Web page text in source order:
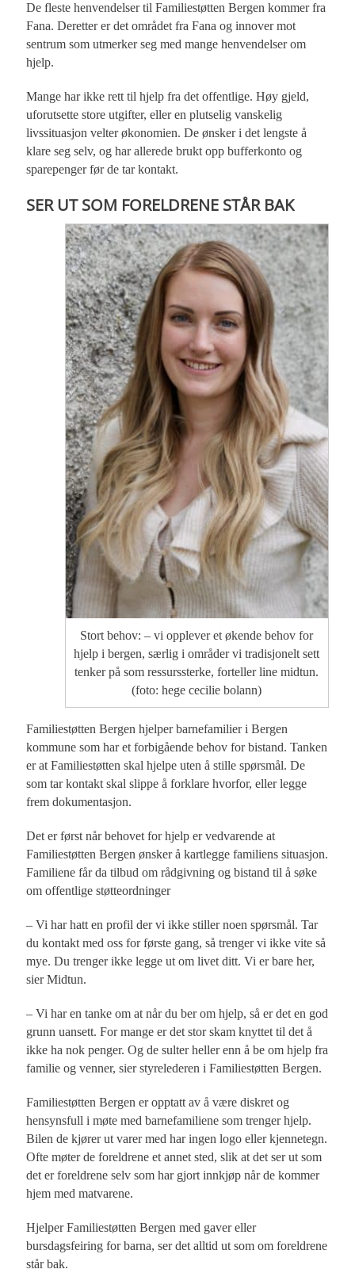
De fleste henvendelser til Familiestøtten Bergen kommer fra
Fana. Deretter er det området fra Fana og innover mot
sentrum som utmerker seg med mange henvendelser om
hjelp.
Mange har ikke rett til hjelp fra det offentlige. Høy gjeld,
uforutsette store utgifter, eller en plutselig vanskelig
livssituasjon velter økonomien. De ønsker i det lengste å
klare seg selv, og har allerede brukt opp bufferkonto og
sparepenger før de tar kontakt.
SER UT SOM FORELDRENE STÅR BAK
Stort behov: – vi opplever et økende behov for
hjelp i bergen, særlig i områder vi tradisjonelt sett
tenker på som ressurssterke, forteller line midtun.
(foto: hege cecilie bolann)
Familiestøtten Bergen hjelper barnefamilier i Bergen
kommune som har et forbigående behov for bistand. Tanken
er at Familiestøtten skal hjelpe uten å stille spørsmål. De
som tar kontakt skal slippe å forklare hvorfor, eller legge
frem dokumentasjon.
Det er først når behovet for hjelp er vedvarende at
Familiestøtten Bergen ønsker å kartlegge familiens situasjon.
Familiene får da tilbud om rådgivning og bistand til å søke
om offentlige støtteordninger
– Vi har hatt en profil der vi ikke stiller noen spørsmål. Tar
du kontakt med oss for første gang, så trenger vi ikke vite så
mye. Du trenger ikke legge ut om livet ditt. Vi er bare her,
sier Midtun.
– Vi har en tanke om at når du ber om hjelp, så er det en god
grunn uansett. For mange er det stor skam knyttet til det å
ikke ha nok penger. Og de sulter heller enn å be om hjelp fra
familie og venner, sier styrelederen i Familiestøtten Bergen.
Familiestøtten Bergen er opptatt av å være diskret og
hensynsfull i møte med barnefamiliene som trenger hjelp.
Bilen de kjører ut varer med har ingen logo eller kjennetegn.
Ofte møter de foreldrene et annet sted, slik at det ser ut som
det er foreldrene selv som har gjort innkjøp når de kommer
hjem med matvarene.
Hjelper Familiestøtten Bergen med gaver eller
bursdagsfeiring for barna, ser det alltid ut som om foreldrene
står bak.